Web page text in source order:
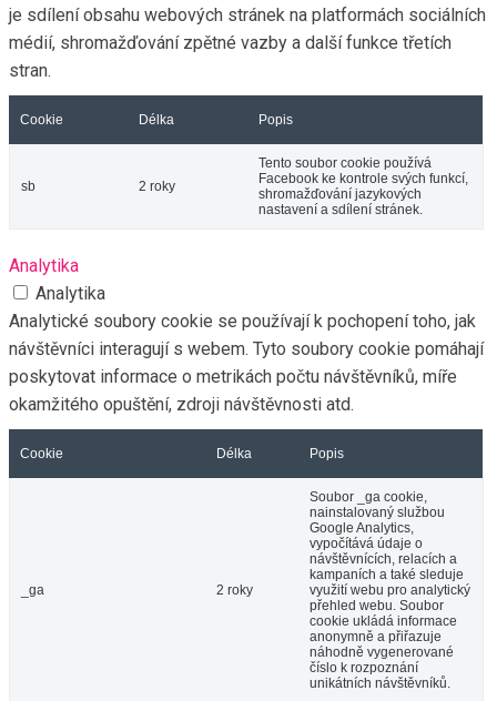
je sdílení obsahu webových stránek na platformách sociálních
médií, shromažďování zpětné vazby a další funkce třetích
stran.
Cookie Délka Popis
sb 2 roky
Tento soubor cookie používá
Facebook ke kontrole svých funkcí,
shromažďování jazykových
nastavení a sdílení stránek.
Analytika
Analytika
Analytické soubory cookie se používají k pochopení toho, jak
návštěvníci interagují s webem. Tyto soubory cookie pomáhají
poskytovat informace o metrikách počtu návštěvníků, míře
okamžitého opuštění, zdroji návštěvnosti atd.
Cookie Délka Popis
_ga 2 roky
Soubor _ga cookie,
nainstalovaný službou
Google Analytics,
vypočítává údaje o
návštěvnících, relacích a
kampaních a také sleduje
využití webu pro analytický
přehled webu. Soubor
cookie ukládá informace
anonymně a přiřazuje
náhodně vygenerované
číslo k rozpoznání
unikátních návštěvníků.